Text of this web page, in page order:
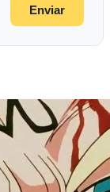
Enviar